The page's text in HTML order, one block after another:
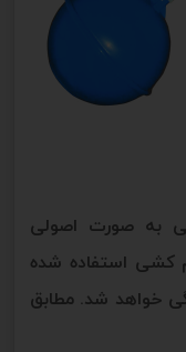
به صورت اصولی
استفاده شده
خواهد شد. مطابق